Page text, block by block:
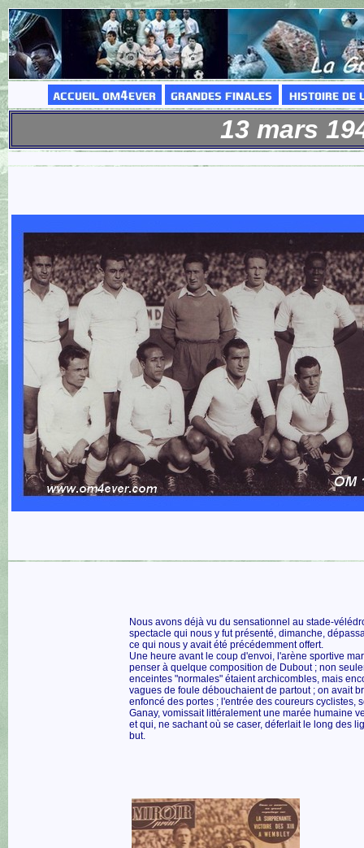
13 mars
Nous avons déjà vu du sensationnel au stade-
spectacle qui nous y fut présenté, dimanche,
ce qui nous y avait été précédemment offert.
Une heure avant le coup d'envoi, l'arène sportive
penser à quelque composition de Dubout ; non
enceintes "normales" étaient archicombles, mais
vagues de foule débouchaient de partout ; on avait
enfoncé des portes ; l'entrée des coureurs cyclistes,
Ganay, vomissait littéralement une marée humaine
et qui, ne sachant où se caser, déferlait le long des
but.